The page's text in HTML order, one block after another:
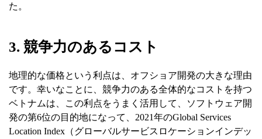
た。
3. 競争力のあるコスト
地理的な価格という利点は、オフショア開発の大きな理由
です。幸いなことに、競争力のある全体的なコストを持つ
ベトナムは、この利点をうまく活用して、ソフトウェア開
発の第6位の目的地になって、2021年のGlobal Services
Location Index（グローバルサービスロケーションインデッ